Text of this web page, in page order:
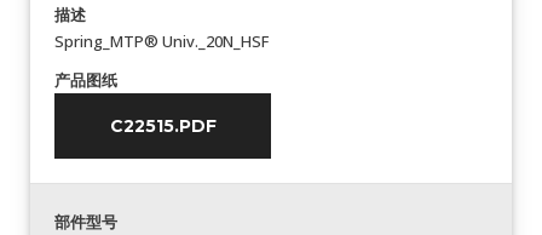
描述
Spring_MTP® Univ._20N_HSF
产品图纸
C22515.PDF
部件型号